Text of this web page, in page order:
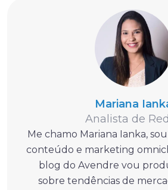
Mariana
Analista de
Me chamo Mariana Ianka,
conteúdo e marketing
blog do Avendre vou
sobre tendências de